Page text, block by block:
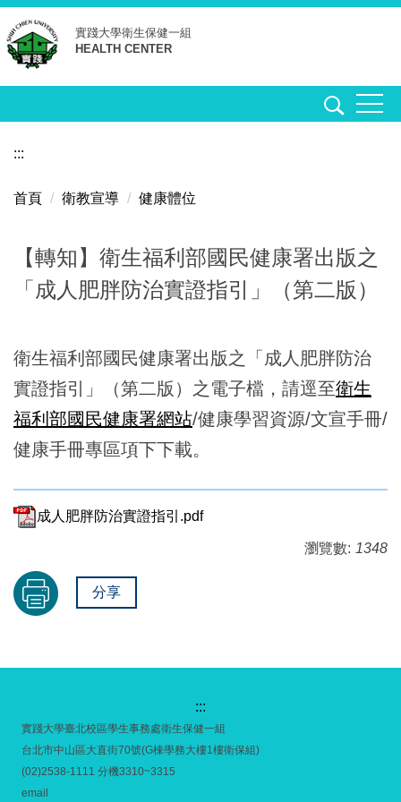
跳
到
主
要
區
實踐大學衛生保健一組
HEALTH CENTER
:::
首頁 衛教宣導 健康體位
【轉知】衛生福利部國民健康署出版之
「成人肥胖防治實證指引」（第二版）
衛生福利部國民健康署出版之「成人肥胖防治
實證指引」（第二版） 之電子檔，請逕至衛生
福利部國民健康署網站/健康學習資源/文宣手冊/
健康手冊專區項下下載。
成人肥胖防治實證指引.pdf
瀏覽數: 1348
分享
:::
實踐大學臺北校區學生事務處衛生保健一組
台北市中山區大直街70號(G棟學務大樓1樓衛保組)
(02)2538-1111 分機3310~3315
email